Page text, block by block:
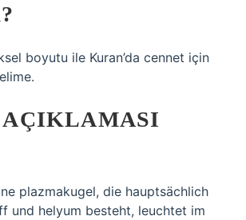
boyutu ile Kuran’da cennet için
plazmakugel, die hauptsächlich
und helyum besteht, leuchtet im